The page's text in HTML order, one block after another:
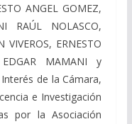
ANGEL GOMEZ,
RAÚL NOLASCO,
ERNESTO
EDGAR MAMANI y
de la Cámara,
e Investigación
por la Asociación